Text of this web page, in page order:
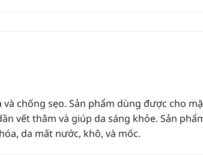
chống sẹo. Sản phẩm dùng được cho
vết thâm và giúp da sáng khỏe. Sản
da mất nước, khô, và mốc.